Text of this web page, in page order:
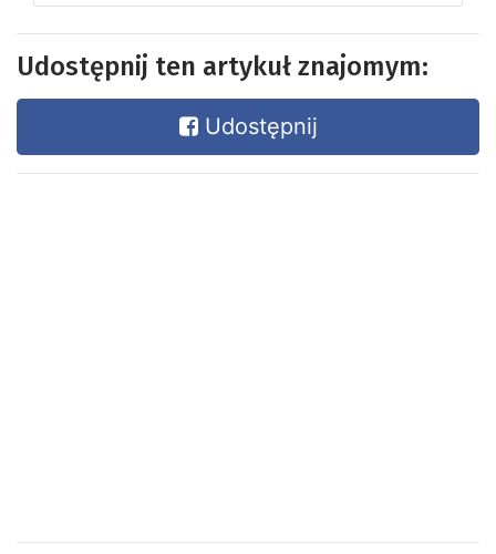
Udostępnij ten artykuł znajomym:
Udostępnij